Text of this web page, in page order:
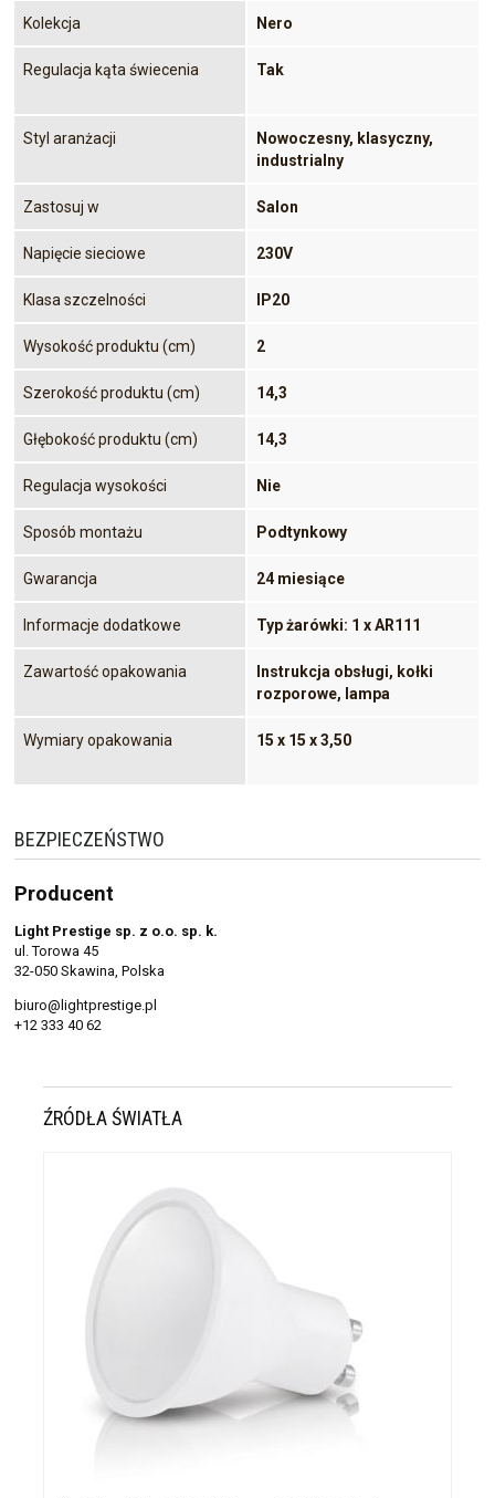
Kolekcja Nero
Regulacja kąta świecenia Tak
Styl aranżacji
Nowoczesny, klasyczny,
industrialny
Zastosuj w Salon
Napięcie sieciowe 230V
Klasa szczelności IP20
Wysokość produktu (cm) 2
Szerokość produktu (cm) 14,3
Głębokość produktu (cm) 14,3
Regulacja wysokości Nie
Sposób montażu Podtynkowy
Gwarancja 24 miesiące
Informacje dodatkowe Typ żarówki: 1 x AR111
Zawartość opakowania
Instrukcja obsługi, kołki
rozporowe, lampa
Wymiary opakowania 15 x 15 x 3,50
BEZPIECZEŃSTWO
Producent
Light Prestige sp. z o.o. sp. k.
ul. Torowa 45
32-050 Skawina, Polska
biuro@lightprestige.pl
+12 333 40 62
ŹRÓDŁA ŚWIATŁA